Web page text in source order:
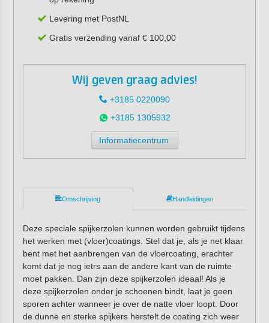
Levering met PostNL
Gratis verzending vanaf € 100,00
Wij geven graag advies!
+3185 0220090
+3185 1305932
Informatiecentrum
Omschrijving Handleidingen
Deze speciale spijkerzolen kunnen worden gebruikt tijdens
het werken met (vloer)coatings. Stel dat je, als je net klaar
bent met het aanbrengen van de vloercoating, erachter
komt dat je nog ietrs aan de andere kant van de ruimte
moet pakken. Dan zijn deze spijkerzolen ideaal! Als je
deze spijkerzolen onder je schoenen bindt, laat je geen
sporen achter wanneer je over de natte vloer loopt. Door
de dunne en sterke spijkers herstelt de coating zich weer